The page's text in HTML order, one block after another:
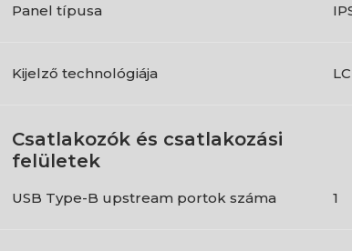
Panel típusa
Kijelző technológiája
Csatlakozók és csatlakozási
felületek
USB Type-B upstream portok száma 1